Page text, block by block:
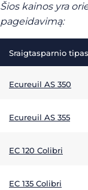
Šios kainos yra
pageidavimą:
Sraigtasparnio tipas
Ecureuil AS 350
Ecureuil AS 355
EC 120 Colibri
EC 135 Colibri